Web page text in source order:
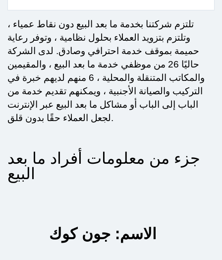
تلتزم شركتنا بخدمة ما بعد البيع دون نقاط عمياء ،
وتلتزم بتزويد العملاء بحلول نظامية ، وتوفر رعاية
حميمة بموقف خدمة احترافي وصادق. لدى الشركة
حاليًا 26 من موظفي خدمة ما بعد البيع ، والمقيمين
والمكاتب المتنقلة والمحلية ، 6 منهم لديهم خبرة في
التركيب والصيانة الأجنبية ، ويمكنهم تقديم خدمة من
الباب إلى الباب أو مشاكل ما بعد البيع عبر الإنترنت
لجعل العملاء حقًا بدون قلق.
جزء من معلومات أفراد ما بعد
البيع
الاسم: جون كوك